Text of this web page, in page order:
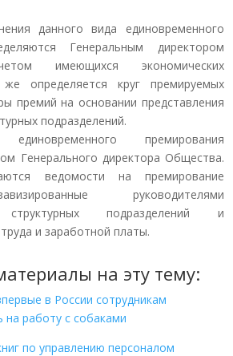
данного вида единовременного
Генеральным директором
имеющихся экономических
определяется круг премируемых
премий на основании представления
подразделений.
премирования
Генерального директора Общества.
ведомости на премирование
руководителями
структурных подразделений и
и заработной платы.
на эту тему:
в России сотрудникам
на работу с собаками
по управлению персоналом